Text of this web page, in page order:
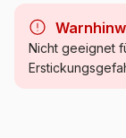
Kategorie
Nicht geeignet